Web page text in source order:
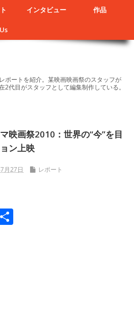
インタビュー 作品
ポートを紹介。某映画映画祭のスタッフが
代目がスタッフとして編集制作している。
映画祭2010：世界の“今”を目
ン上映
月27日
レポート